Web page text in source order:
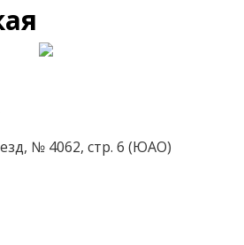
№ 4062, стр. 6 (ЮАО)